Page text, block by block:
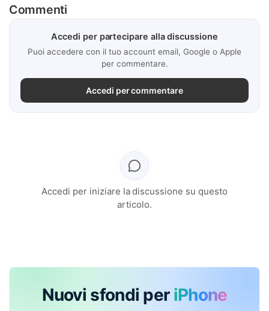
Commenti
Accedi per partecipare alla discussione
Puoi accedere con il tuo account email, Google o Apple
per commentare.
Accedi per commentare
Accedi per iniziare la discussione su questo
articolo.
Nuovi sfondi per iPhone